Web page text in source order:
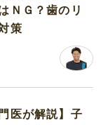
ＮＧ？歯のリ
策
医が解説】子